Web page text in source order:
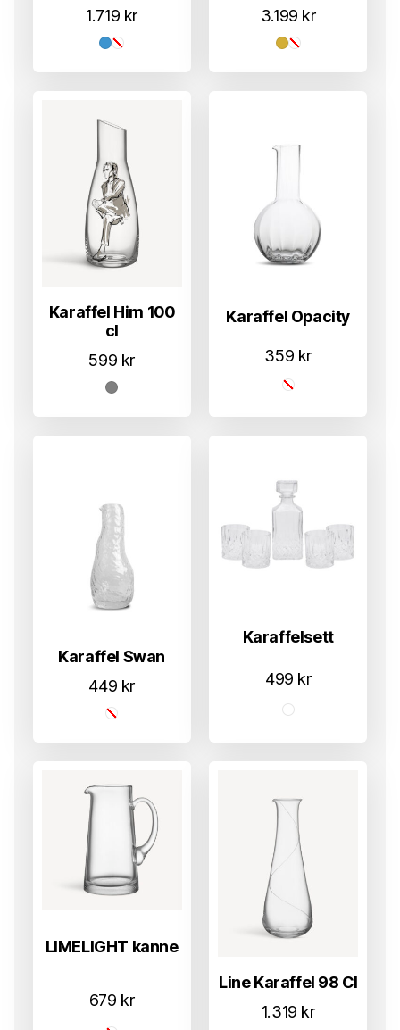
1.719 kr 3.199 kr
Karaffel Him 100
cl
599 kr
Karaffel Opacity
359 kr
Karaffel Swan
449 kr
Karaffelsett
499 kr
LIMELIGHT kanne
679 kr
Line Karaffel 98 Cl
1.319 kr